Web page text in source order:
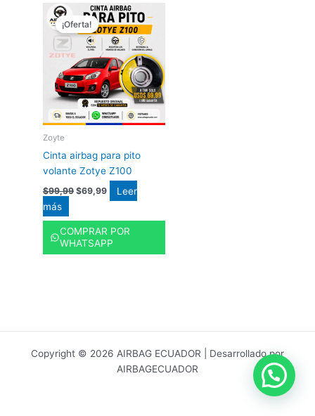
¡Oferta!
Zoyte
Cinta airbag para pito
volante Zotye Z100
$99,99
precio
original
era:
$99,99.
$69,99
El
precio
actual
es:
$69,99.
Leer
más
COMPRAR POR
WHATSAPP
Copyright © 2026 AIRBAG ECUADOR | Desarrollado por
AIRBAGECUADOR